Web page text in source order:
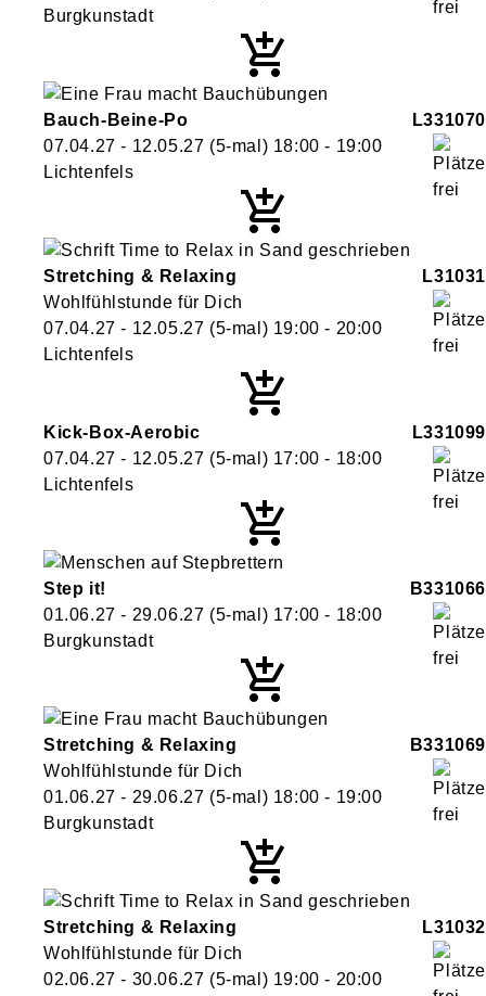
Burgkunstadt
Bauch-Beine-Po
L331070
07.04.27 - 12.05.27 (5-mal) 18:00 - 19:00
Lichtenfels
Stretching & Relaxing
L31031
Wohlfühlstunde für Dich
07.04.27 - 12.05.27 (5-mal) 19:00 - 20:00
Lichtenfels
Kick-Box-Aerobic
L331099
07.04.27 - 12.05.27 (5-mal) 17:00 - 18:00
Lichtenfels
Step it!
B331066
01.06.27 - 29.06.27 (5-mal) 17:00 - 18:00
Burgkunstadt
Stretching & Relaxing
B331069
Wohlfühlstunde für Dich
01.06.27 - 29.06.27 (5-mal) 18:00 - 19:00
Burgkunstadt
Stretching & Relaxing
L31032
Wohlfühlstunde für Dich
02.06.27 - 30.06.27 (5-mal) 19:00 - 20:00